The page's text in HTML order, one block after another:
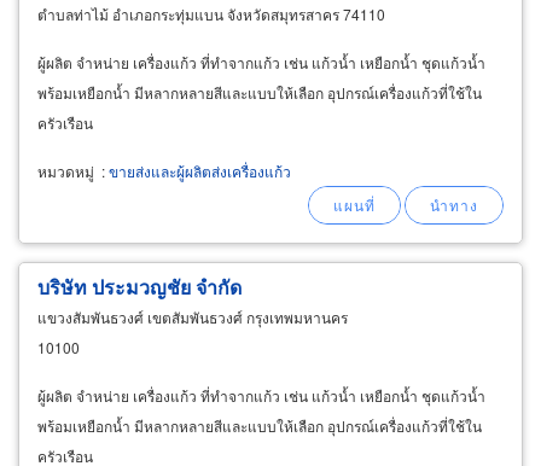
ตำบลท่าไม้ อำเภอกระทุ่มแบน จังหวัดสมุทรสาคร 74110
ผู้ผลิต จำหน่าย เครื่องแก้ว ที่ทำจากแก้ว เช่น แก้วน้ำ เหยือกน้ำ ชุดแก้วน้ำ
พร้อมเหยือกน้ำ มีหลากหลายสีและแบบให้เลือก อุปกรณ์เครื่องแก้วที่ใช้ใน
ครัวเรือน
หมวดหมู่ :ขายส่งและผู้ผลิตส่งเครื่องแก้ว
บริษัท ประมวญชัย จำกัด
แขวงสัมพันธวงศ์ เขตสัมพันธวงศ์ กรุงเทพมหานคร
10100
ผู้ผลิต จำหน่าย เครื่องแก้ว ที่ทำจากแก้ว เช่น แก้วน้ำ เหยือกน้ำ ชุดแก้วน้ำ
พร้อมเหยือกน้ำ มีหลากหลายสีและแบบให้เลือก อุปกรณ์เครื่องแก้วที่ใช้ใน
ครัวเรือน